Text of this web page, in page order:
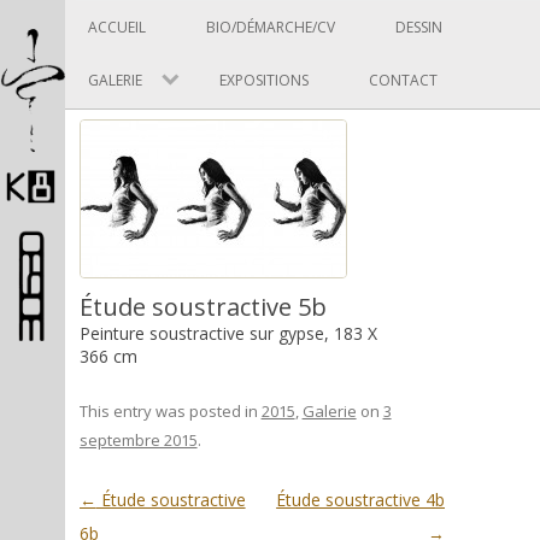
Pascal Picard
ACCUEIL BIO/DÉMARCHE/CV DESSIN
GALERIE EXPOSITIONS CONTACT
Étude soustractive 5b
Peinture soustractive sur gypse, 183 X
366 cm
This entry was posted in 2015, Galerie on 3
septembre 2015.
Post navigation
← Étude soustractive
6b
Étude soustractive 4b
→